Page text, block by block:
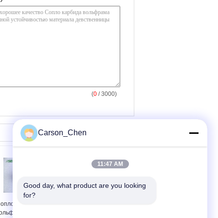
(0 / 3000)
карбида
Carson_Chen
11:47 AM
Good day, what product are you looking
for?